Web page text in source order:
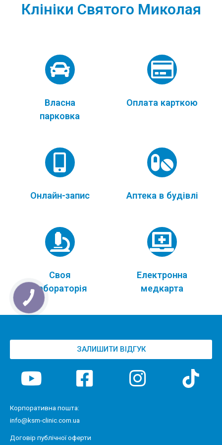
Клініки Святого Миколая
Власна
парковка
Оплата карткою
Онлайн-запис Аптека в будівлі
Своя
лабораторія
Електронна
медкарта
ЗАЛИШИТИ ВІДГУК
Корпоративна пошта:
info@ksm-clinic.com.ua
Договір публічної оферти